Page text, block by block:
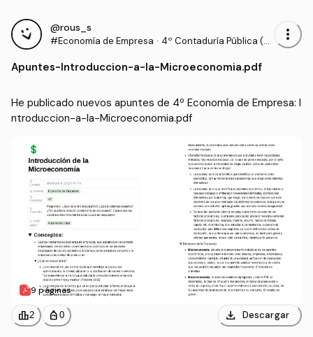
@rous_s
#Economía de Empresa · 4º Contaduría Pública (U
more_vert
Apuntes-Introduccion-a-la-Microeconomia.pdf
He publicado nuevos apuntes de 4º Economía de Empresa: I
ntroduccion-a-la-Microeconomia.pdf
9 páginas
leaderboard2 personal_bag 0 download Descargar